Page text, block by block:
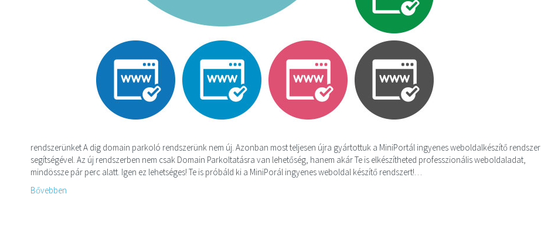
rendszerünket A dig domain parkoló rendszerünk nem új. Azonban most teljesen újra gyártottuk a MiniPortál ingyenes weboldalkészítő rendszer
segítségével. Az új rendszerben nem csak Domain Parkoltatásra van lehetőség, hanem akár Te is elkészítheted professzionális weboldaladat,
mindössze pár perc alatt. Igen ez lehetséges! Te is próbáld ki a MiniPorál ingyenes weboldal készítő rendszert!…
Bővebben